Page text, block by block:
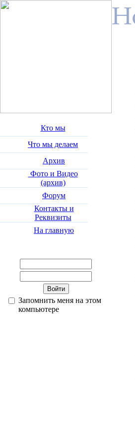
Кто мы
Что мы делаем
Архив
Фото и Видео
(архив)
Форум
Контакты и
Реквизиты
На главную
Запомнить меня на этом
компьютере